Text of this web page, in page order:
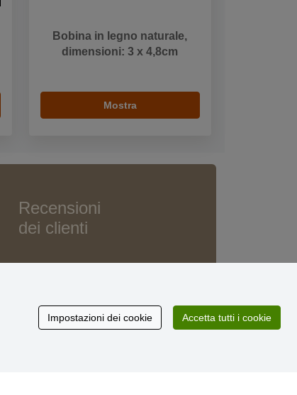
Bobina in legno naturale,
dimensioni: 3 x 4,8cm
Mostra
Recensioni
dei clienti
Impostazioni dei cookie Accetta tutti i cookie